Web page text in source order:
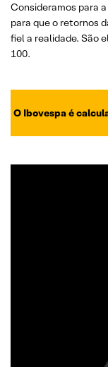
Consideramos para
para que o retornos
fiel a realidade. São
100.
O Ibovespa é